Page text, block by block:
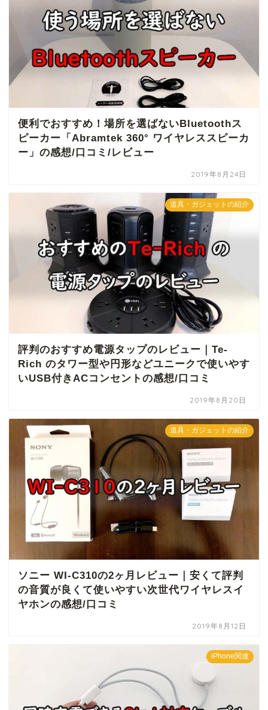
便利でおすすめ！場所を選ばないBluetoothス
ピーカー「Abramtek 360° ワイヤレススピーカ
ー」の感想/口コミ/レビュー
2019年8月24日
道具・ガジェットの紹介
評判のおすすめ電源タップのレビュー｜Te-
Rich のタワー型や円形などユニークで使いやす
いUSB付きACコンセントの感想/口コミ
2019年8月20日
道具・ガジェットの紹介
ソニー WI-C310の2ヶ月レビュー｜安くて評判
の音質が良くて使いやすい次世代ワイヤレスイ
ヤホンの感想/口コミ
2019年8月12日
iPhone関連